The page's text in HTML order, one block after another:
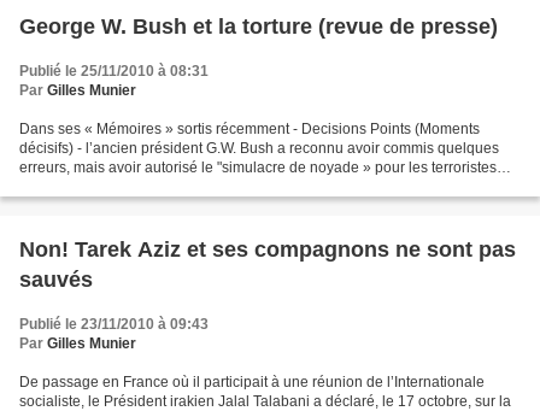
George W. Bush et la torture (revue de presse)
Publié le 25/11/2010 à 08:31
Par Gilles Munier
Dans ses « Mémoires » sortis récemment - Decisions Points (Moments
décisifs) - l’ancien président G.W. Bush a reconnu avoir commis quelques
erreurs, mais avoir autorisé le "simulacre de noyade » pour les terroristes
Non! Tarek Aziz et ses compagnons ne sont pas
sauvés
Publié le 23/11/2010 à 09:43
Par Gilles Munier
De passage en France où il participait à une réunion de l’Internationale
socialiste, le Président irakien Jalal Talabani a déclaré, le 17 octobre, sur la